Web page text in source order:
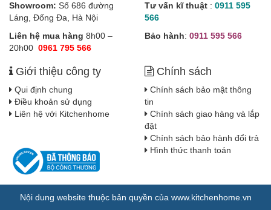
Showroom: Số 686 đường
Láng, Đống Đa, Hà Nội
Liên hệ mua hàng 8h00 –
20h00 0961 795 566
Tư vấn kĩ thuật : 0911 595
566
Bảo hành: 0911 595 566
Giới thiệu công ty
Qui định chung
Điều khoản sử dụng
Liên hệ với Kitchenhome
Chính sách
Chính sách bảo mật thông
tin
Chính sách giao hàng và lắp
đặt
Chính sách bảo hành đổi trả
Hình thức thanh toán
Nội dung website thuộc bản quyền của www.kitchenhome.vn